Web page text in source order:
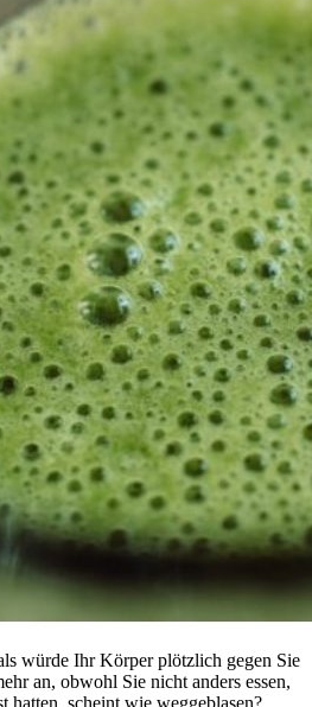
würde Ihr Körper plötzlich gegen Sie
an, obwohl Sie nicht anders essen,
hatten, scheint wie weggeblasen?